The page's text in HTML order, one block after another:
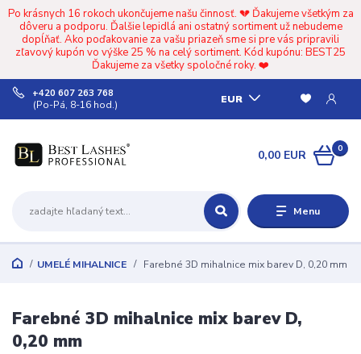
Po krásnych 16 rokoch ukončujeme našu činnosť. 💔 Ďakujeme všetkým za
dôveru a podporu. Ďalšie lepidlá ani ostatný sortiment už nebudeme
dopĺňať. Ako poďakovanie za vašu priazeň sme si pre vás pripravili
zľavový kupón vo výške 25 % na celý sortiment. Kód kupónu: BEST25
Ďakujeme za všetky spoločné roky. ❤️
Menu
EUR
+420 607 263 768
(Po-Pá, 8-16 hod.)
0
0,00 EUR
UMELÉ MIHALNICE Farebné 3D mihalnice mix barev D, 0,20 mm
Farebné 3D mihalnice mix barev D,
0,20 mm